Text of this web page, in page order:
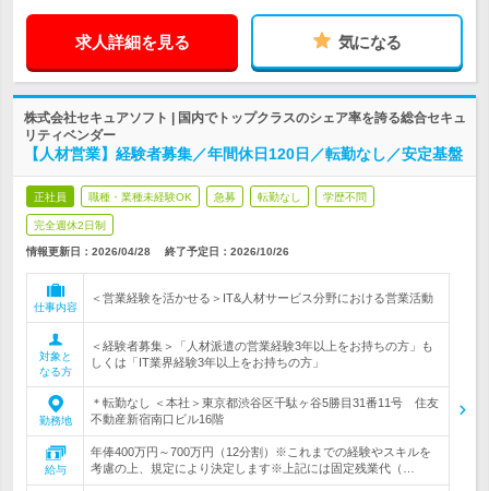
求人詳細を見る 気になる
株式会社セキュアソフト | 国内でトップクラスのシェア率を誇る総合セキュ
リティベンダー
【人材営業】経験者募集／年間休日120日／転勤なし／安定基盤
正社員 職種・業種未経験OK 急募 転勤なし 学歴不問
完全週休2日制
情報更新日：2026/04/28 終了予定日： 2026/10/26
仕事内容
＜営業経験を活かせる＞IT&人材サービス分野における営業活動
対象と
なる方
＜経験者募集＞「人材派遣の営業経験3年以上をお持ちの方」も
しくは「IT業界経験3年以上をお持ちの方」
勤務地
＊転勤なし ＜本社＞東京都渋谷区千駄ヶ谷5勝目31番11号 住友
不動産新宿南口ビル16階
給与
年俸400万円～700万円（12分割）※これまでの経験やスキルを
考慮の上、規定により決定します※上記には固定残業代（…